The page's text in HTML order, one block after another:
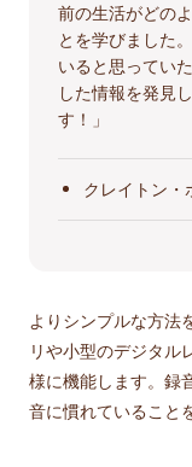
前の生活がどの
とを学びました
いると思ってい
した情報を発見
す！」
クレイトン・
よりシンプルな方法
リや小型のデジタル
様に機能します。録
音に慣れていること